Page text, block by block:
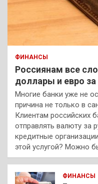
ФИНАНСЫ
Россиянам все
доллары и евро за
Многие банки уже не
причина не только в
Клиентам российских
отправлять валюту за
кредитные
этой услугой? Можно
ФИНАНСЫ